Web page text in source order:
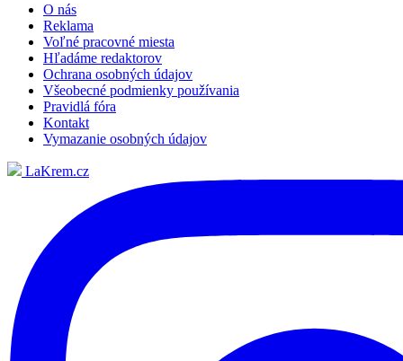
O nás
Reklama
Voľné pracovné miesta
Hľadáme redaktorov
Ochrana osobných údajov
Všeobecné podmienky používania
Pravidlá fóra
Kontakt
Vymazanie osobných údajov
LaKrem.cz